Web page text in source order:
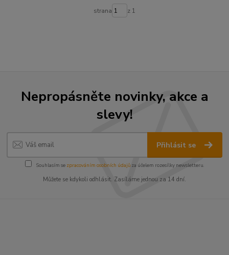
strana z 1
Nepropásněte novinky, akce a
slevy!
Přihlásit se
Souhlasím se zpracováním osobních údajůza účelem rozesílky newsletteru.
Můžete se kdykoli odhlásit. Zasíláme jednou za 14 dní.